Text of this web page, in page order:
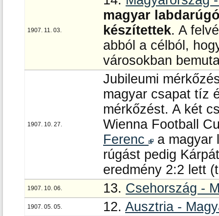
1907. 11. 03.
magyar
készítettek. A
abból a célból,
városokban
1907. 10. 27.
Jubileumi
magyar csapat tíz
mérkőzést. A két
Wienna Football
Ferenc
a magyar
rúgást pedig
eredmény 2:2 lett
1907. 10. 06. 13. Csehország -
1907. 05. 05. 12. Ausztria -